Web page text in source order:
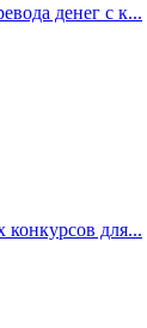
денег с к...
конкурсов для...